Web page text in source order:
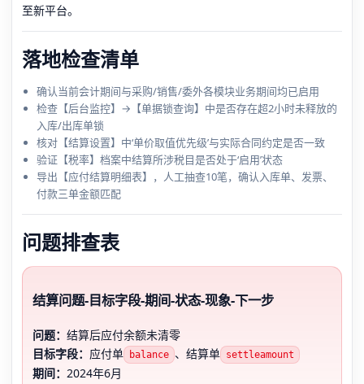
至新平台。
落地检查清单
确认当前会计期间与采购/销售/委外各模块业务期间均已启用
检查【后台监控】→【单据锁查询】中是否存在超2小时未释放的
入库/出库单锁
核对【结算设置】中‘单价取值优先级’与实际合同约定是否一致
验证【税率】档案中结算所涉税目是否处于‘启用’状态
导出【应付结算明细表】，人工抽查10笔，确认入库单、发票、
付款三单金额匹配
问题排查表
结算问题-目标字段-期间-状态-现象-下一步
问题： 结算后应付余额未清零
目标字段： 应付单 balance 、结算单 settleamount
期间： 2024年6月